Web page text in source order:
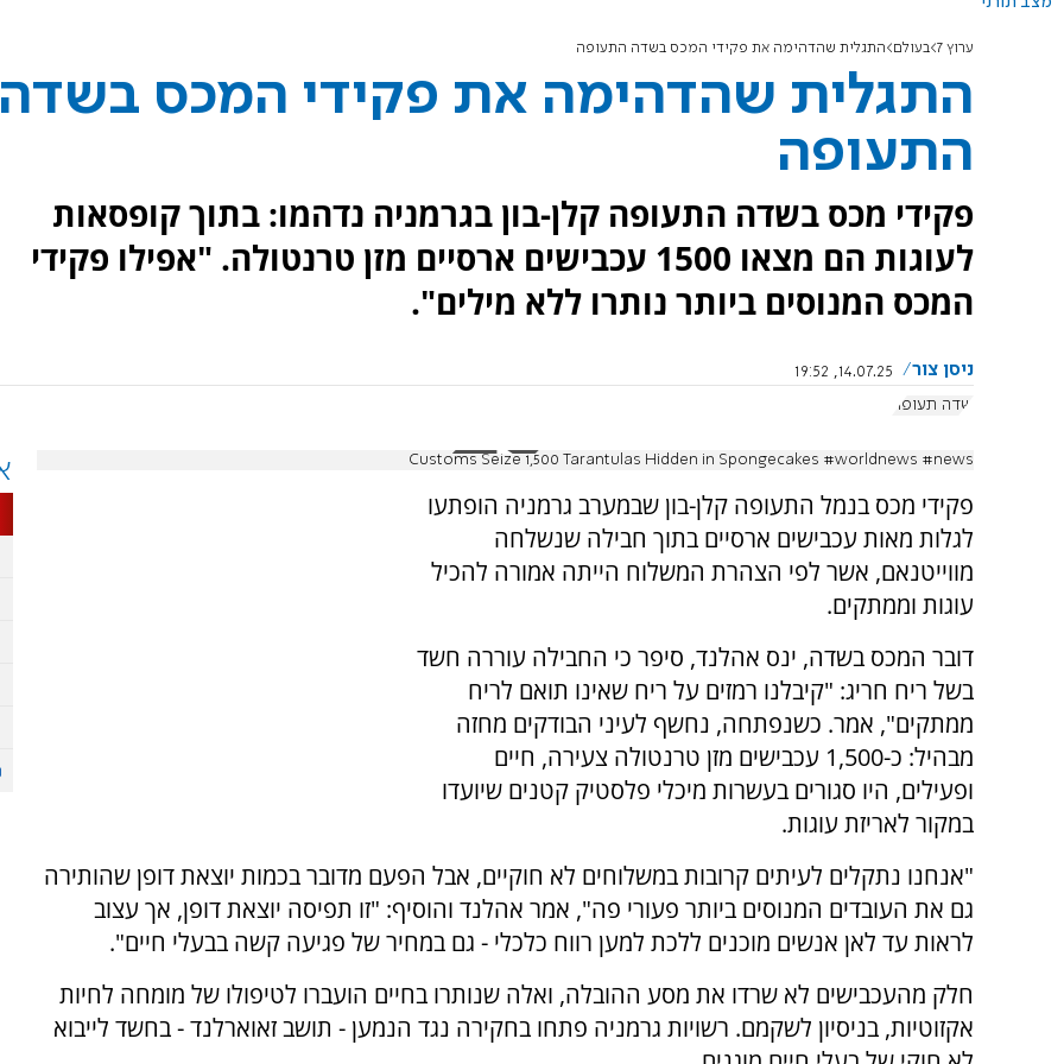
ערוץ 7 בעולם התגלית שהדהימה את פקידי המכס בשדה התעופה
התגלית שהדהימה את פקידי המכס
התעופה
פקידי מכס בשדה התעופה קלן-בון בגרמניה נדהמו: בתוך קופסאות
לעוגות הם מצאו 1500 עכבישים ארסיים מזן טרנטולה. "אפילו פקידי
המכס המנוסים ביותר נותרו ללא מילים".
ניסן צור
14.07.25, 19:52
שדה תעופה
Customs Seize 1,500 Tarantulas Hidden in Spongecakes #worldnews #news
פקידי מכס בנמל התעופה קלן-בון שבמערב גרמניה הופתעו
לגלות מאות עכבישים ארסיים בתוך חבילה שנשלחה
מווייטנאם, אשר לפי הצהרת המשלוח הייתה אמורה להכיל
עוגות וממתקים.
דובר המכס בשדה, ינס אהלנד, סיפר כי החבילה עוררה חשד
בשל ריח חריג: "קיבלנו רמזים על ריח שאינו תואם לריח
ממתקים", אמר. כשנפתחה, נחשף לעיני הבודקים מחזה
מבהיל: כ-1,500 עכבישים מזן טרנטולה צעירה, חיים
ופעילים, היו סגורים בעשרות מיכלי פלסטיק קטנים שיועדו
במקור לאריזת עוגות.
"אנחנו נתקלים לעיתים קרובות במשלוחים לא חוקיים, אבל הפעם מדובר בכמות יוצאת דופן שהותירה
גם את העובדים המנוסים ביותר פעורי פה", אמר אהלנד והוסיף: "זו תפיסה יוצאת דופן, אך עצוב
לראות עד לאן אנשים מוכנים ללכת למען רווח כלכלי - גם במחיר של פגיעה קשה בבעלי חיים".
חלק מהעכבישים לא שרדו את מסע ההובלה, ואלה שנותרו בחיים הועברו לטיפולו של מומחה לחיות
אקזוטיות, בניסיון לשקמם. רשויות גרמניה פתחו בחקירה נגד הנמען - תושב זאוארלנד - בחשד לייבוא